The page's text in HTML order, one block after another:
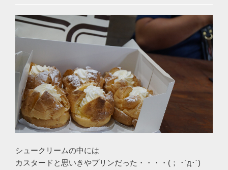
シュークリームの中には
カスタードと思いきやプリンだった・・・・(； ･`д･´)